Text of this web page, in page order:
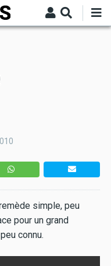
simple, peu
pour un grand
connu.